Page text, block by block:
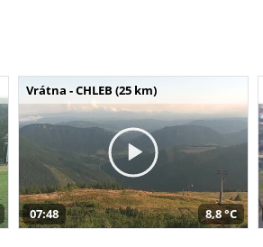
Vrátna - CHLEB (25 km)
07:48 8,8 °C